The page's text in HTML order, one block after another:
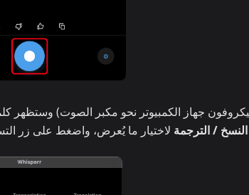
جهاز الكمبيوتر نحو مكبر الصوت) وستظهر
/ الترجمة لاختيار ما يُعرض، واضغط على زر